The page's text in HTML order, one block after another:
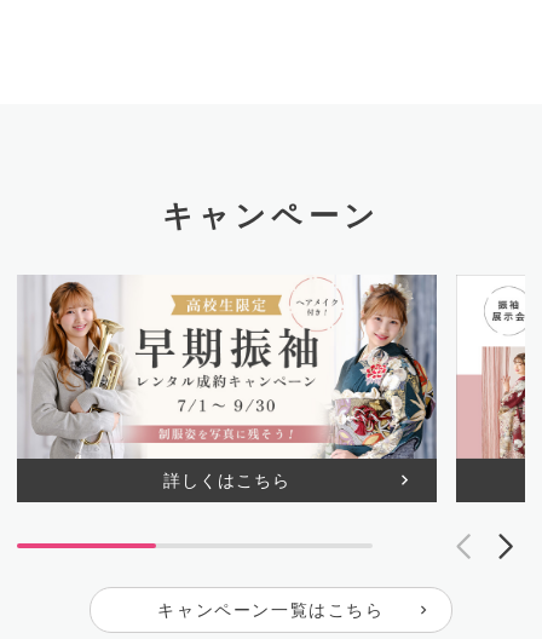
キャンペーン
詳しくはこちら
キャンペーン一覧はこちら